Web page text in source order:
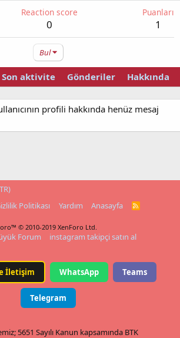
Reaction score
0
Puanları
1
Bul
Son aktivite Gönderiler Hakkında
profili hakkında henüz mesaj
Politikası Yardım Anasayfa
R
© 2010-2019 XenForo Ltd.
Forum instagram takipçi satın al
İletişim WhatsApp Teams
Telegram
5651 Sayılı Kanun kapsamında BTK